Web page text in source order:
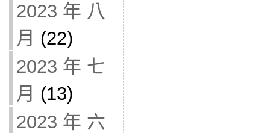
2023 年 八
月 (22)
2023 年 七
月 (13)
2023 年 六